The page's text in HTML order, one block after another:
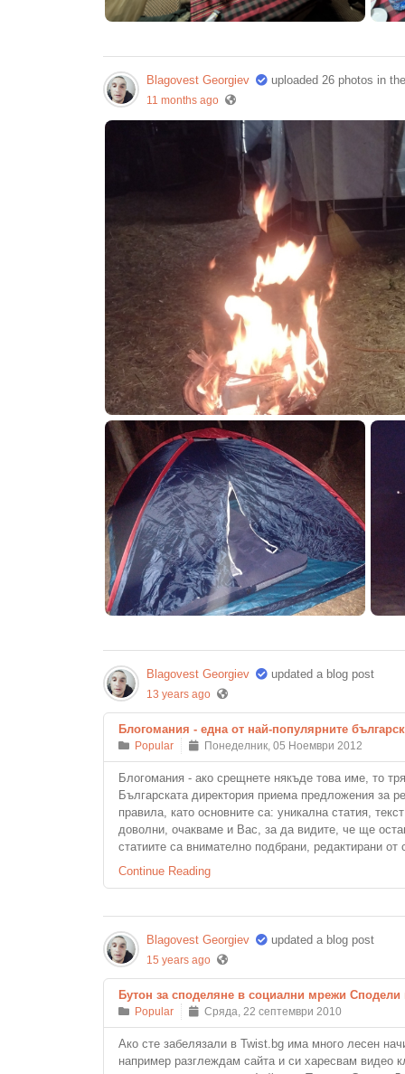
Blagovest Georgiev uploaded 26 photos in
11 months ago
Blagovest Georgiev updated a blog post
13 years ago
Блогомания - една от най-популярните
Popular Понеделник, 05 Ноември 2012
Блогомания - ако срещнете някъде това име, то
Българската директория приема предложения за
правила, като основните са: уникална статия,
доволни, очакваме и Вас, за да видите, че ще
статиите са внимателно подбрани, редактирани от
Continue Reading
Blagovest Georgiev updated a blog post
15 years ago
Бутон за споделяне в социални мрежи
Popular Сряда, 22 септември 2010
Ако сте забелязали в Twist.bg има много лесен
например разглеждам сайта и си харесвам видео